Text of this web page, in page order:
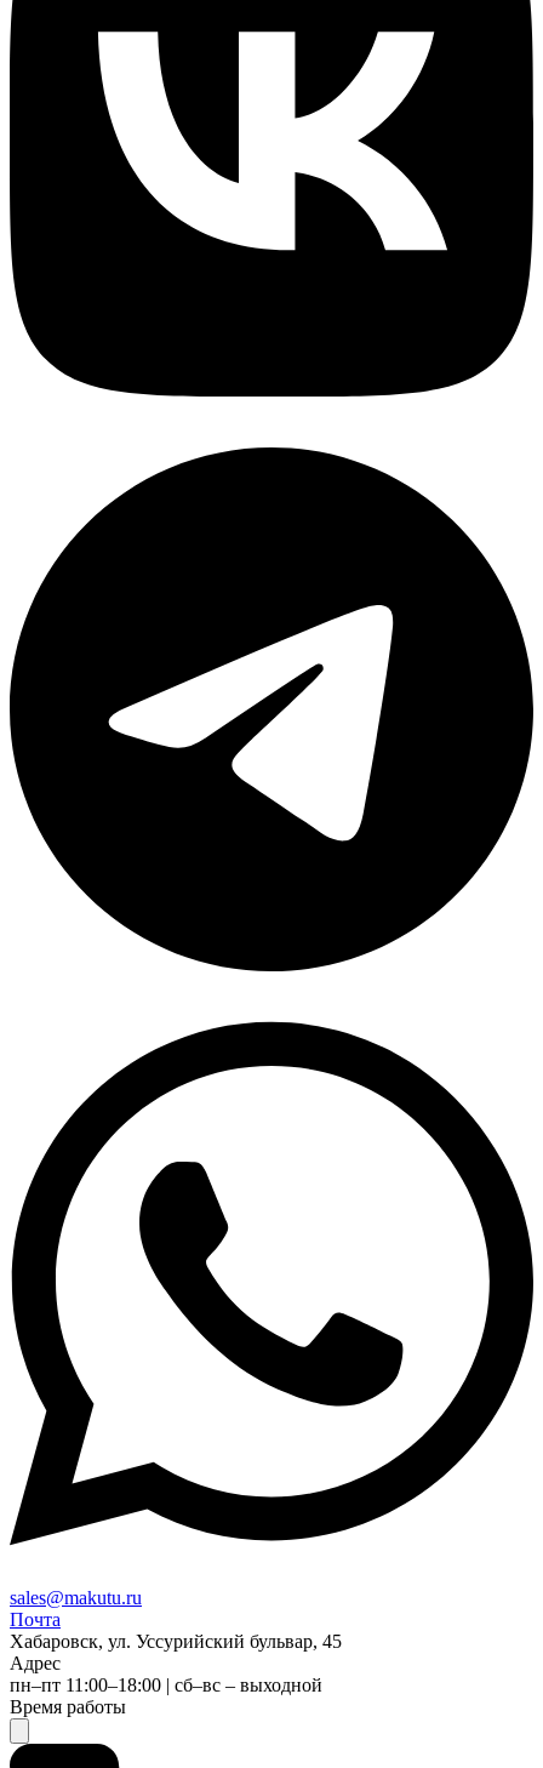
sales@makutu.ru
Почта
Хабаровск, ул. Уссурийский бульвар, 45
Адрес
пн–пт 11:00–18:00 | сб–вс – выходной
Время работы